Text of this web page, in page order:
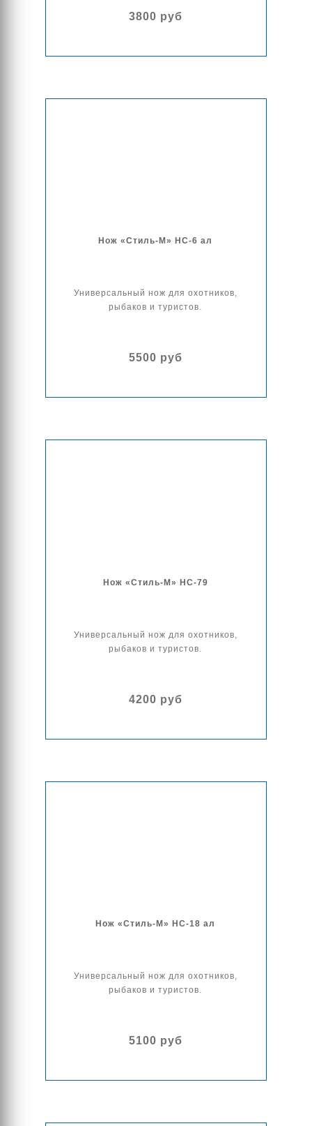
3800 руб
Нож «Стиль-М» НС-6 ал
Универсальный нож для охотников,
рыбаков и туристов.
5500 руб
Нож «Стиль-М» НС-79
Универсальный нож для охотников,
рыбаков и туристов.
4200 руб
Нож «Стиль-М» НС-18 ал
Универсальный нож для охотников,
рыбаков и туристов.
5100 руб